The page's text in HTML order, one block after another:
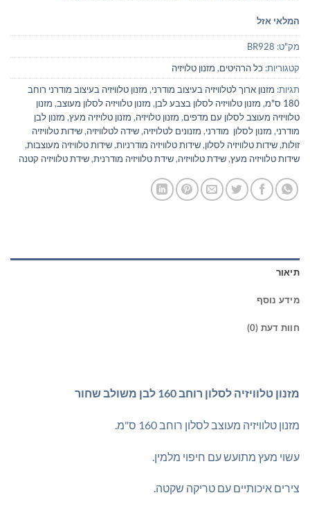
המלאי אזל
מק"ט: BR928
קטגוריות: כל הרהיטים, מזנון טלויזיה
תגיות: מזנון ארוך לטלוויזיה בעיצוב מודרני, מזנון טלוויזיה בעיצוב מודרני רוחב
180 ס"מ
, מזנון טלוויזיה לסלון בצבע לבן, מזנון טלוויזיה לסלון מעוצב, מזנון
טלוויזיה מעוצב לסלון עם מדפים, מזנון טלויזיה, מזנון טלויזיה מעץ, מזנון לבן
מודרני, מזנון לסלון מודרני, מזנונים לטלויזיה,שידה לטלוויזיה,שידות טלוויזיה
זולות,שידות טלוויזיה לסלון,שידות טלוויזיה מודרניות,שידות טלוויזיה מעוצבות,
שידות טלוויזיה מעץ,שידת טלוויזיה,שידת טלוויזיה מודרנית,שידת טלוויזיה קטנה
תיאור
מידע נוסף
חוות דעת (0)
מזנון טלוויזיה לסלון רוחב 160 לבן משולב שחור
מזנון טלוויזיה מעוצב לסלון רוחב 160 ס"מ.
עשוי מעץ מתועש עם חיפוי מלמין.
צירים איכותיים עם טריקה שקטה.